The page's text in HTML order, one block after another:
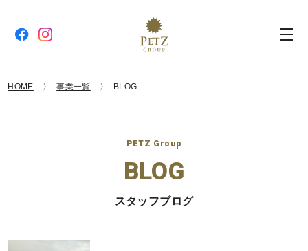
HOME 事業一覧 BLOG
PETZ Group
BLOG
スタッフブログ